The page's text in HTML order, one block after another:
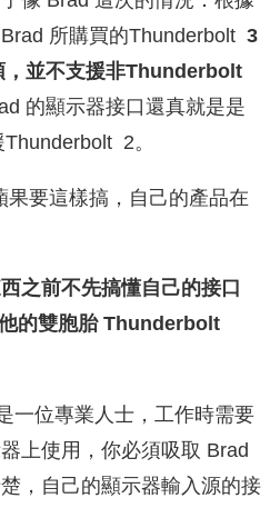
Brad 所購買的Thunderbolt 3
並不支援非Thunderbolt
的顯示器接口還真就是是
2。
要這樣搞，自己的產品在
之前不先搞懂自己的接口
的雙胞胎 Thunderbolt
一位專業人士，工作時需要
上使用，你必須吸取 Brad
，自己的顯示器輸入源的接